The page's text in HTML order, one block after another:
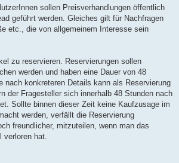
sollen Preisverhandlungen öffentlich
geführt werden. Gleiches gilt für Nachfragen
etc., die von allgemeinem Interesse sein
zu reservieren. Reservierungen sollen
werden und haben eine Dauer von 48
nach konkreteren Details kann als Reservierung
der Fragesteller sich innerhalb 48 Stunden nach
Sollte binnen dieser Zeit keine Kaufzusage im
werden, verfällt die Reservierung
freundlicher, mitzuteilen, wenn man das
verloren hat.